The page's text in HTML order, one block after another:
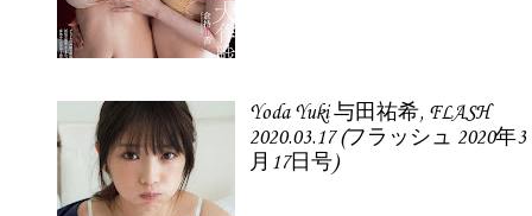
Yoda Yuki 与田祐希, FLASH
2020.03.17 (フラッシュ 2020年3
月17日号)